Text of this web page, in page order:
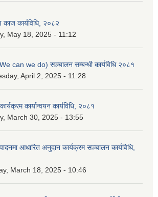
कार्यविधि, २०८२
May 18, 2025 - 11:12
can we do) सञ्चालन सम्बन्धी कार्यविधि २०८१
April 2, 2025 - 11:28
कार्यान्वयन कार्यविधि, २०८१
March 30, 2025 - 13:55
आधारित अनुदान कार्यक्रम सञ्‍चालन कार्यविधि,
March 18, 2025 - 10:46